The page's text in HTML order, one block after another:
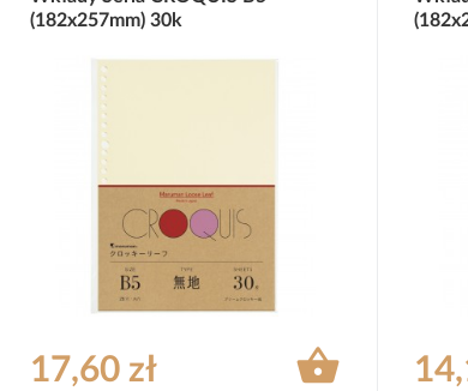
(182x257mm) 30k
17,60 zł 